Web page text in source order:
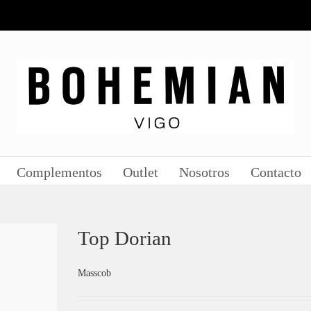
Complementos Outlet Nosotros Contacto
Top Dorian
Masscob